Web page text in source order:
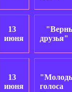
13
июня
друзья"
13
июня
голоса